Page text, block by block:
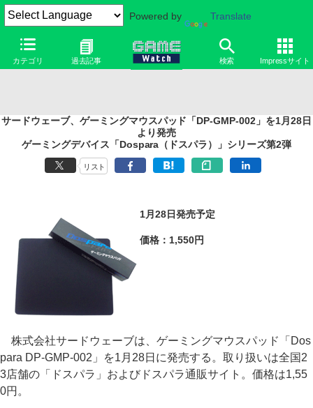
Powered by Translate
カテゴリ 過去記事 検索 Impressサイト
サードウェーブ、ゲーミングマウスパッド「DP-GMP-002」を1月28日
より発売
ゲーミングデバイス「Dospara（ドスパラ）」シリーズ第2弾
リスト
1月28日発売予定
価格：1,550円
株式会社サードウェーブは、ゲーミングマウスパッド「Dos
para DP-GMP-002」を1月28日に発売する。取り扱いは全国2
3店舗の「ドスパラ」およびドスパラ通販サイト。価格は1,55
0円。